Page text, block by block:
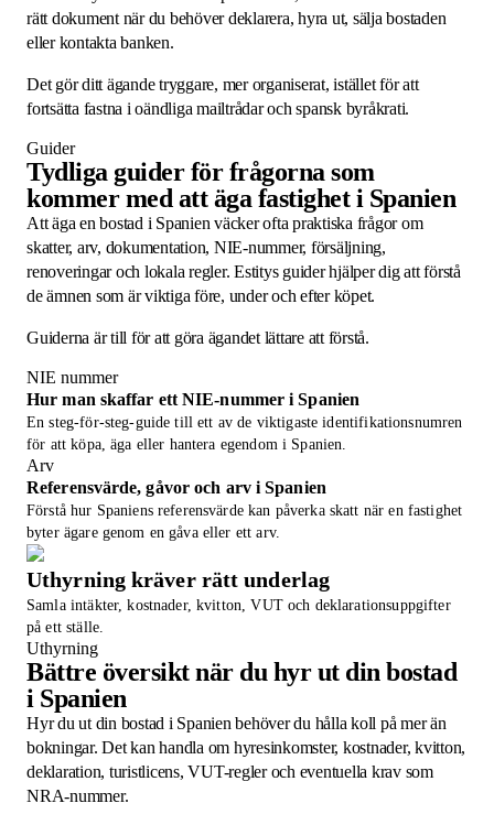
rätt dokument när du behöver deklarera, hyra ut, sälja bostaden
eller kontakta banken.
Det gör ditt ägande tryggare, mer organiserat, istället för att
fortsätta fastna i oändliga mailtrådar och spansk byråkrati.
Guider
Tydliga guider för frågorna som
kommer med att äga fastighet i Spanien
Att äga en bostad i Spanien väcker ofta praktiska frågor om
skatter, arv, dokumentation, NIE-nummer, försäljning,
renoveringar och lokala regler. Estitys guider hjälper dig att förstå
de ämnen som är viktiga före, under och efter köpet.
Guiderna är till för att göra ägandet lättare att förstå.
NIE nummer
Hur man skaffar ett NIE-nummer i Spanien
En steg-för-steg-guide till ett av de viktigaste identifikationsnumren
för att köpa, äga eller hantera egendom i Spanien.
Arv
Referensvärde, gåvor och arv i Spanien
Förstå hur Spaniens referensvärde kan påverka skatt när en fastighet
byter ägare genom en gåva eller ett arv.
Uthyrning kräver rätt underlag
Samla intäkter, kostnader, kvitton, VUT och deklarationsuppgifter
på ett ställe.
Uthyrning
Bättre översikt när du hyr ut din bostad
i Spanien
Hyr du ut din bostad i Spanien behöver du hålla koll på mer än
bokningar. Det kan handla om hyresinkomster, kostnader, kvitton,
deklaration, turistlicens, VUT-regler och eventuella krav som
NRA-nummer.